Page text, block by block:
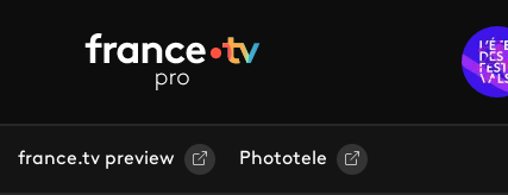
france.tv preview Phototele